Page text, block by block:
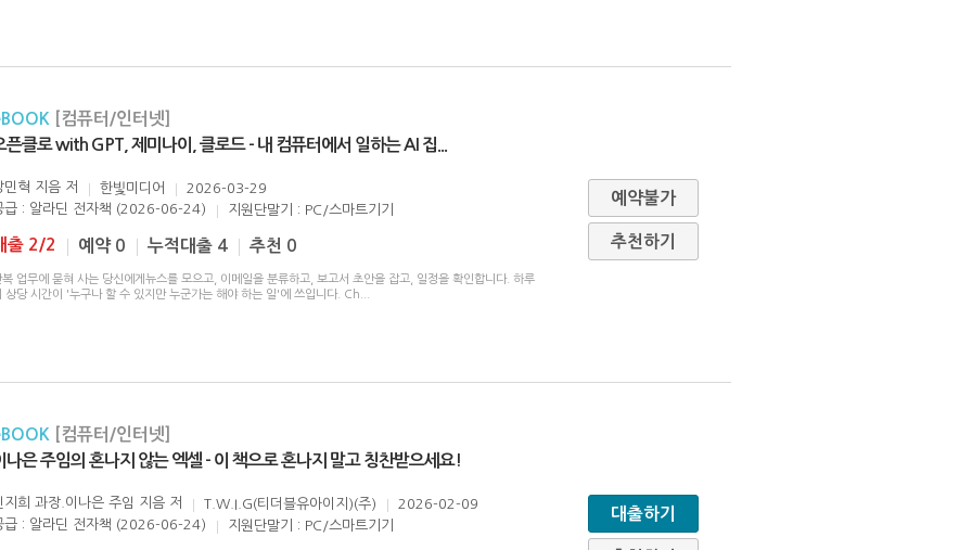
[컴퓨터/인터넷]
픈클로 with GPT, 제미나이, 클로드 - 내 컴퓨터에서 일하는 AI 집
민혁 지음 저 한빛미디어
2026-03-29
급 : 알라딘 전자책 (2026-06-24)
지원단말기 : PC/스마트기기
출 2/2 예약 0 누적대출 4 추천 0
복 업무에 묻혀 사는 당신에게뉴스를 모으고, 이메일을 분류하고, 보고서 초안을 잡고, 일정을 확인합니다. 하루
상당 시간이 '누구나 할 수 있지만 누군가는 해야 하는 일'에 쓰입니다. Ch
예약불가
추천하기
[컴퓨터/인터넷]
나은 주임의 혼나지 않는 엑셀 - 이 책으로 혼나지 말고 칭찬받으세요!
지희 과장.이나은 주임 지음 저 T.W.I.G(티더블유아이지)(주)
2026-02-09
급 : 알라딘 전자책 (2026-06-24)
지원단말기 : PC/스마트기기
대출하기